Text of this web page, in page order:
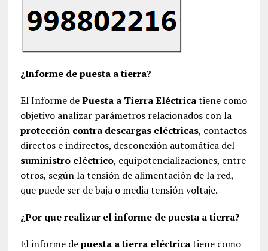
¿Informe de puesta a tierra?
El Informe dePuesta a Tierra Eléctricatiene como
objetivo analizar parámetros relacionados con la
protección contra descargas eléctricas, contactos
directos e indirectos, desconexión automática del
suministro eléctrico, equipotencializaciones, entre
otros, según la tensión de alimentación de la red,
que puede ser de baja o media tensión voltaje.
¿Por que realizar el informe de puesta a tierra?
El informe depuesta a tierra eléctricatiene como